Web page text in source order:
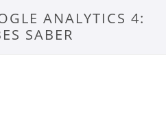
ANALYTICS 4:
SABER